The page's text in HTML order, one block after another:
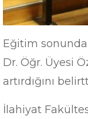
Eğitim
Dr. Öğr. Üyesi
artırdığını
İlahiyat